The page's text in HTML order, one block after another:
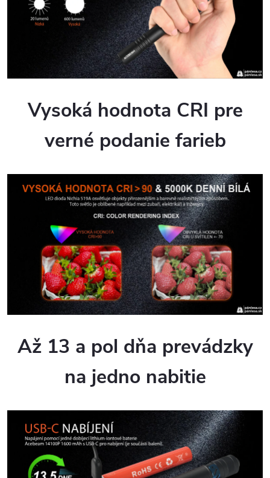
Vysoká hodnota CRI pre
verné podanie farieb
Až 13 a pol dňa prevádzky
na jedno nabitie